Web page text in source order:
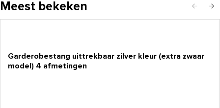
Meest bekeken
Garderobestang uittrekbaar zilver kleur (extra zwaar
model) 4 afmetingen